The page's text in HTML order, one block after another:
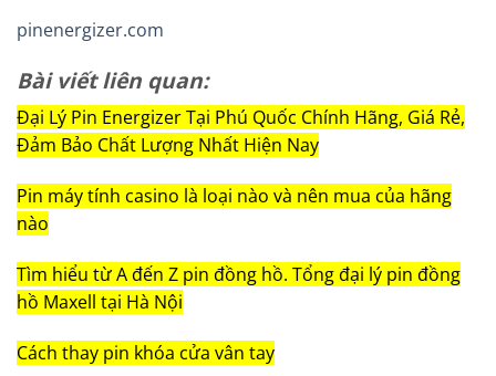
pinenergizer.com
Bài viết liên quan:
Đại Lý Pin Energizer Tại Phú Quốc Chính Hãng, Giá Rẻ,
Đảm Bảo Chất Lượng Nhất Hiện Nay
Pin máy tính casino là loại nào và nên mua của hãng
nào
Tìm hiểu từ A đến Z pin đồng hồ. Tổng đại lý pin đồng
hồ Maxell tại Hà Nội
Cách thay pin khóa cửa vân tay